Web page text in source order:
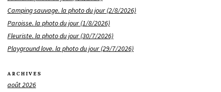
Camping sauvage. la photo du jour (2/8/2026)
Paroisse. la photo du jour (1/8/2026)
Fleuriste. la photo du jour (30/7/2026)
Playground love. la photo du jour (29/7/2026)
ARCHIVES
août 2026